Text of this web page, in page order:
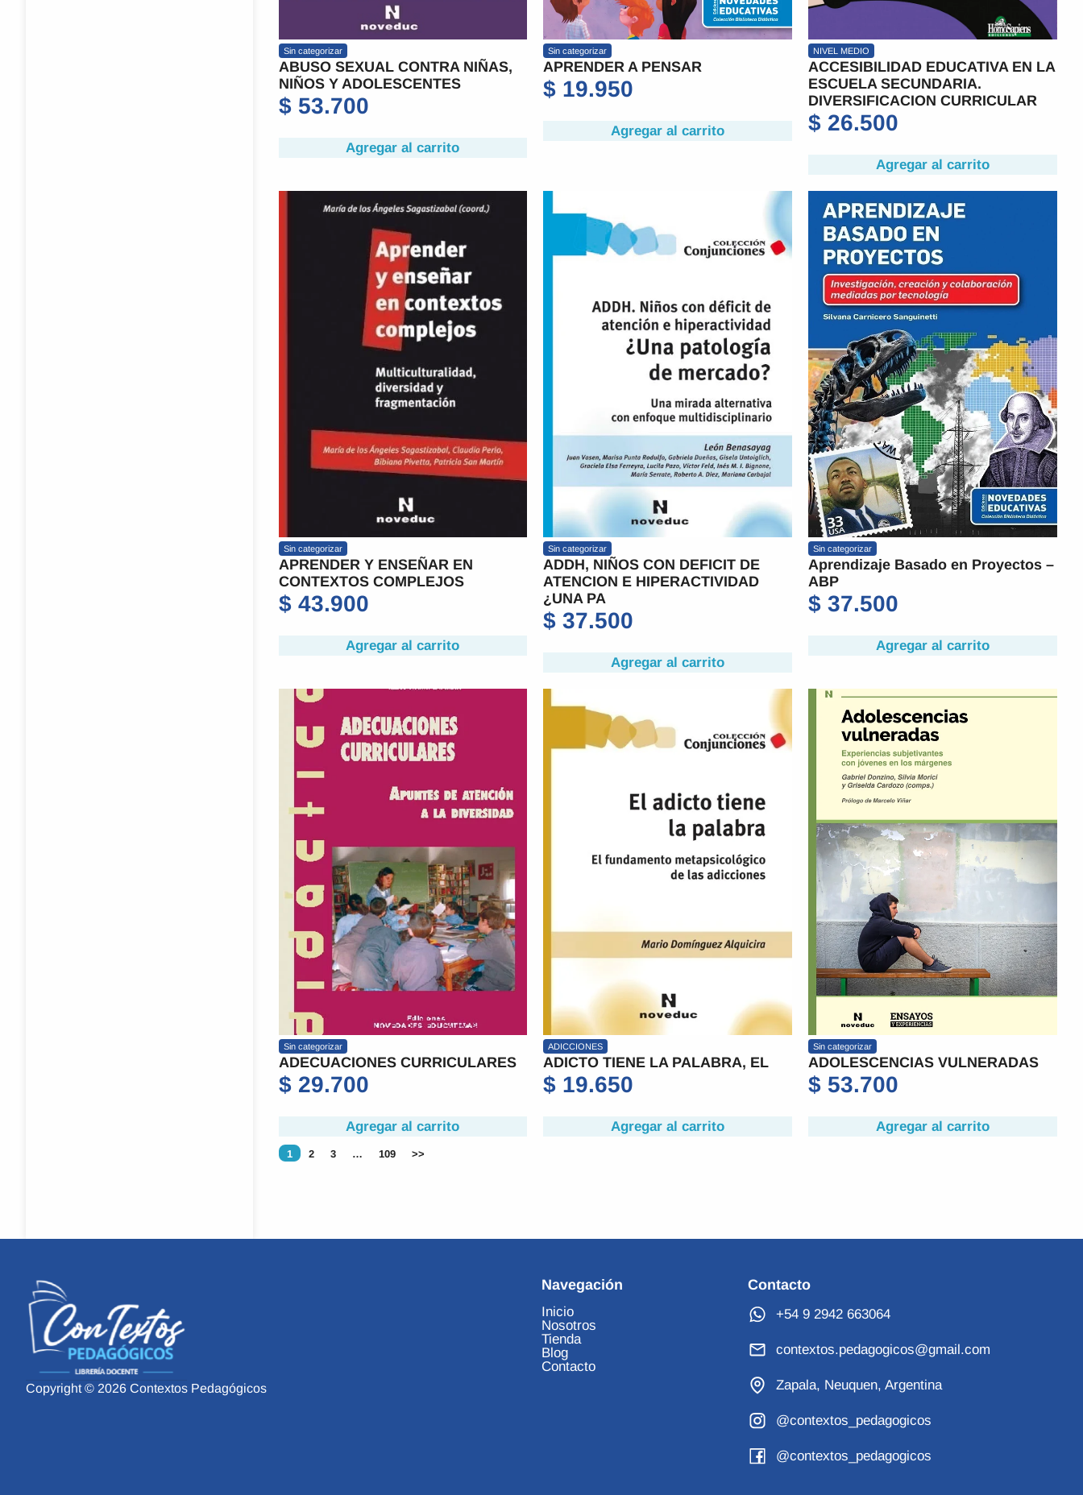
Sin categorizar
ABUSO SEXUAL CONTRA NIÑAS,
NIÑOS Y ADOLESCENTES
$53.700
Agregar al carrito
Sin categorizar
APRENDER A PENSAR
$ 19.950
Agregar al carrito
NIVEL MEDIO
ACCESIBILIDAD EDUCATIVA EN LA
ESCUELA SECUNDARIA.
DIVERSIFICACION CURRICULAR
$ 26.500
Agregar al carrito
Sin categorizar
APRENDER Y ENSEÑAR EN
CONTEXTOS COMPLEJOS
$43.900
Agregar al carrito
Sin categorizar
ADDH, NIÑOS CON DEFICIT DE
ATENCION E HIPERACTIVIDAD
¿UNA PA
$ 37.500
Agregar al carrito
Sin categorizar
Aprendizaje Basado en Proyectos –
ABP
$ 37.500
Agregar al carrito
Sin categorizar
ADECUACIONES CURRICULARES
$29.700
Agregar al carrito
ADICCIONES
ADICTO TIENE LA PALABRA, EL
$ 19.650
Agregar al carrito
Sin categorizar
ADOLESCENCIAS VULNERADAS
$ 53.700
Agregar al carrito
1 2 3 … 109 >>
Copyright © 2026 Contextos Pedagógicos
Navegación
Inicio
Nosotros
Tienda
Blog
Contacto
Contacto
+54 9 2942 663064
contextos.pedagogicos@gmail.com
Zapala, Neuquen, Argentina
@contextos_pedagogicos
@contextos_pedagogicos